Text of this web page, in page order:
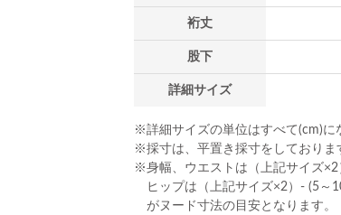
裄丈
股下
詳細サイズ
※詳細サイズの単位はすべて(cm)に
※採寸は、平置き採寸をしておりま
※身幅、ウエストは（上記サイズ×2
ヒップは（上記サイズ×2）- (5～
がヌード寸法の目安となります。